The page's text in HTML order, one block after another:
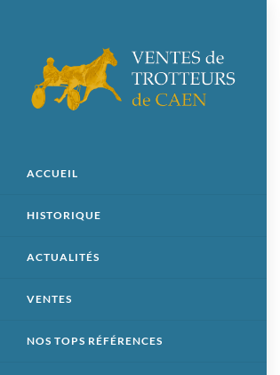
ACCUEIL
HISTORIQUE
ACTUALITÉS
VENTES
NOS TOPS RÉFÉRENCES